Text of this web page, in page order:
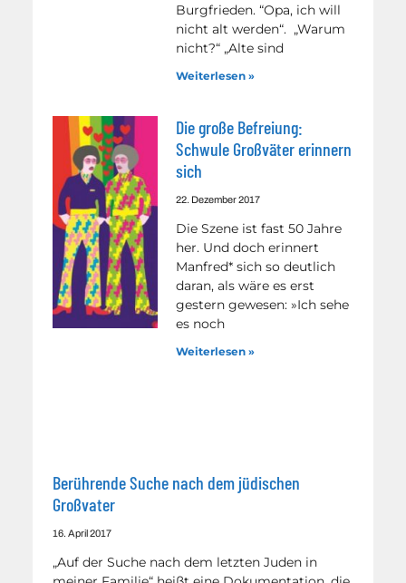
Burgfrieden. “Opa, ich will
nicht alt werden“. „Warum
nicht?“ „Alte sind
Weiterlesen »
Die große Befreiung:
Schwule Großväter erinnern
sich
22. Dezember 2017
Die Szene ist fast 50 Jahre
her. Und doch erinnert
Manfred* sich so deutlich
daran, als wäre es erst
gestern gewesen: »Ich sehe
es noch
Weiterlesen »
Berührende Suche nach dem jüdischen
Großvater
16. April 2017
„Auf der Suche nach dem letzten Juden in